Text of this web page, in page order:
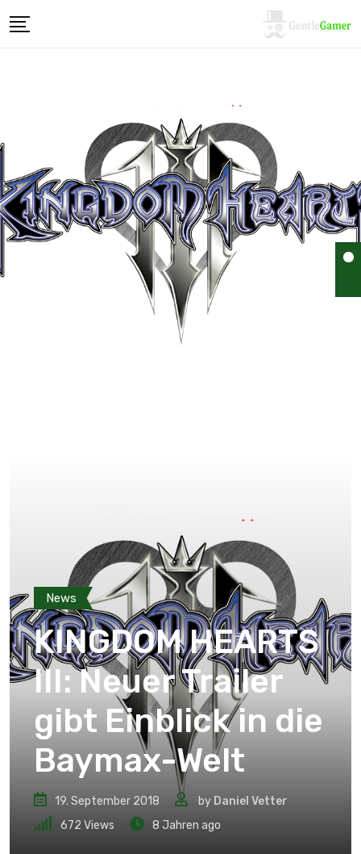
News
KINGDOM HEARTS
III: Neuer Trailer
gibt Einblick in die
Baymax-Welt
19. September 2018 by Daniel Vetter
672 Views 8 Jahren ago